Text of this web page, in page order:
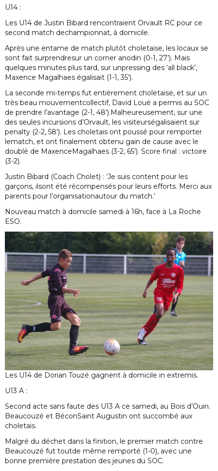
U14 :
Les U14 de Justin Bibard rencontraient Orvault RC pour ce
second match dechampionnat, à domicile.
Après une entame de match plutôt choletaise, les locaux se
sont fait surprendresur un corner anodin (0-1, 27’). Mais
quelques minutes plus tard, sur unpressing des ‘all black’,
Maxence Magalhaes égalisait (1-1, 35’).
La seconde mi-temps fut entièrement choletaise, et sur un
très beau mouvementcollectif, David Loué a permis au SOC
de prendre l’avantage (2-1, 48’).Malheureusement, sur une
des seules incursions d’Orvault, les visiteurségalisaient sur
penalty (2-2, 58’). Les choletais ont poussé pour remporter
lematch, et ont finalement obtenu gain de cause avec le
doublé de MaxenceMagalhaes (3-2, 65’). Score final : victoire
(3-2).
Justin Bibard (Coach Cholet) : ‘Je suis content pour les
garçons, ilsont été récompensés pour leurs efforts. Merci aux
parents pour l’organisationautour du match.’
Nouveau match à domicile samedi à 16h, face à La Roche
ESO.
Les U14 de Dorian Touzé gagnent à domicile in extremis.
U13 A :
Second acte sans faute des U13 A ce samedi, au Bois d’Ouin.
Beaucouzé et BéconSaint Augustin ont succombé aux
choletais.
Malgré du déchet dans la finition, le premier match contre
Beaucouzé fut toutde même remporté (1-0), avec une
bonne première prestation des jeunes du SOC.